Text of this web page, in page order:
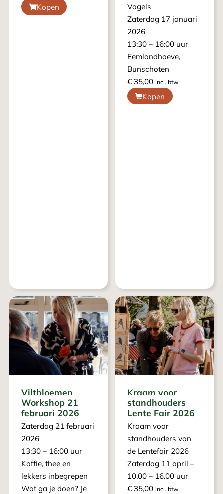
Kopen
Vogels
Zaterdag 17 januari
2026
13:30 – 16:00 uur
Eemlandhoeve,
Bunschoten
€ 35,00 incl. btw
Kopen
Viltbloemen
Workshop 21
februari 2026
Zaterdag 21 februari
2026
13:30 – 16:00 uur
Koffie, thee en
lekkers inbegrepen
Wat ga je doen? Je
Kraam voor
standhouders
Lente Fair 2026
Kraam voor
standhouders van
de Lentefair 2026
Zaterdag 11 april –
10.00 – 16.00 uur
€ 35,00 incl. btw